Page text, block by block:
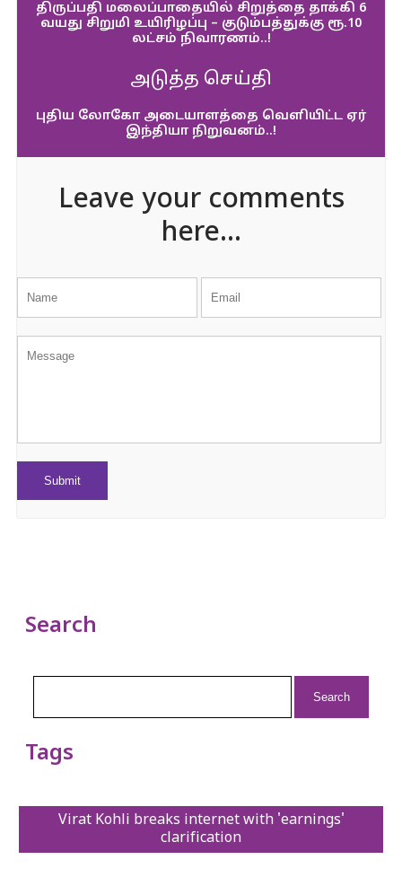
திருப்பதி மலைப்பாதையில் சிறுத்தை தாக்கி 6
வயது சிறுமி உயிரிழப்பு – குடும்பத்துக்கு ரூ.10
லட்சம் நிவாரணம்..!
அடுத்த செய்தி
புதிய லோகோ அடையாளத்தை வெளியிட்ட ஏர்
இந்தியா நிறுவனம்..!
Leave your comments
here...
Search
Tags
Virat Kohli breaks internet with 'earnings'
clarification